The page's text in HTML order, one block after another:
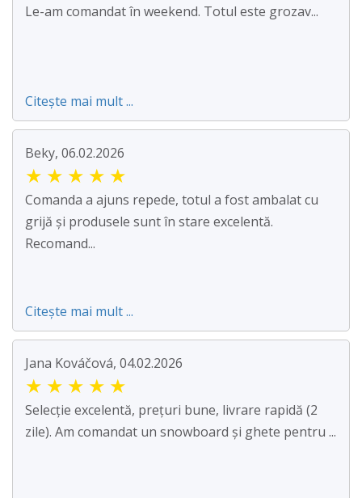
Le-am comandat în weekend. Totul este grozav...
Citește mai mult ...
Beky, 06.02.2026
★ ★ ★ ★ ★
Comanda a ajuns repede, totul a fost ambalat cu
grijă și produsele sunt în stare excelentă.
Recomand...
Citește mai mult ...
Jana Kováčová, 04.02.2026
★ ★ ★ ★ ★
Selecție excelentă, prețuri bune, livrare rapidă (2
zile). Am comandat un snowboard și ghete pentru ...